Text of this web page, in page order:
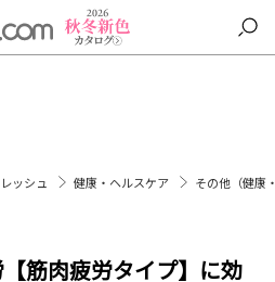
ッシュ 健康・ヘルスケア その他（健康
筋肉疲労タイプ】に効